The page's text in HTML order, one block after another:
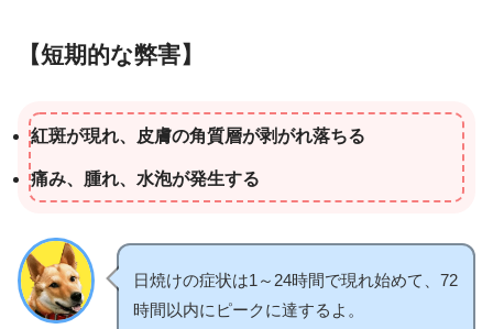
【短期的な弊害】
紅斑が現れ、皮膚の角質層が剥がれ落ちる
痛み、腫れ、水泡が発生する
日焼けの症状は1～24時間で現れ始めて、72
時間以内にピークに達するよ。